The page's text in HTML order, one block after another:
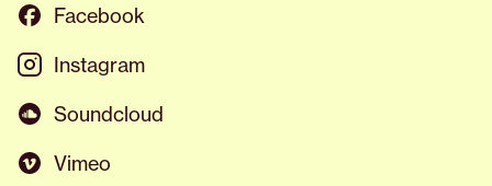
Facebook
Instagram
Soundcloud
Vimeo